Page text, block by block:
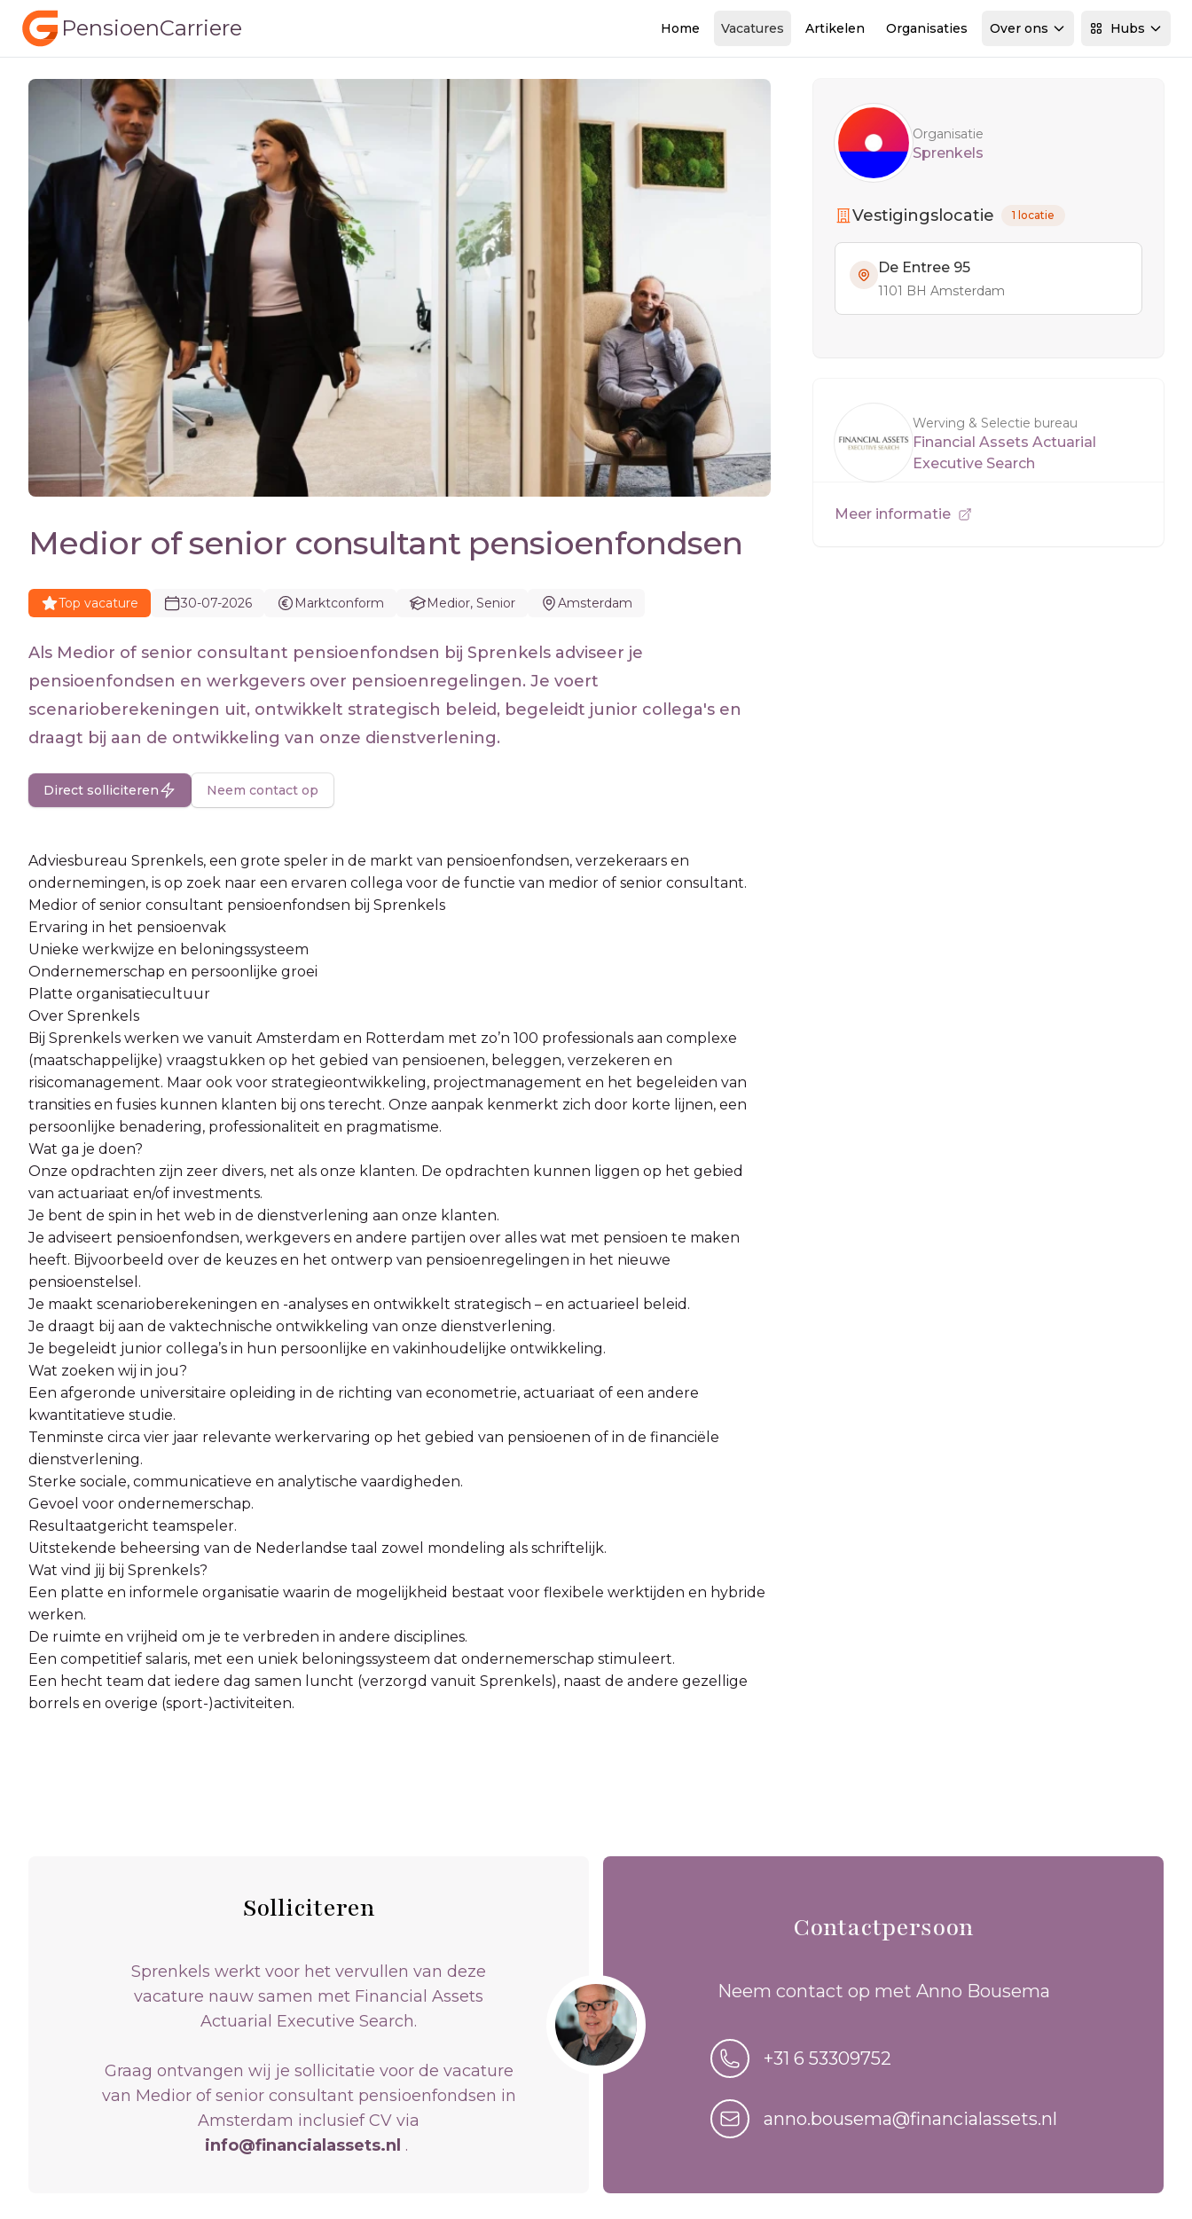
PensioenCarriere Home Vacatures Artikelen Organisaties Over ons Hubs
Medior of senior consultant pensioenfondsen
Top vacature 30-07-2026 Marktconform Medior, Senior Amsterdam
Als Medior of senior consultant pensioenfondsen bij Sprenkels adviseer je
pensioenfondsen en werkgevers over pensioenregelingen. Je voert
scenarioberekeningen uit, ontwikkelt strategisch beleid, begeleidt junior collega's en
draagt bij aan de ontwikkeling van onze dienstverlening.
Direct solliciteren Neem contact op
Adviesbureau Sprenkels, een grote speler in de markt van pensioenfondsen, verzekeraars en
ondernemingen, is op zoek naar een ervaren collega voor de functie van medior of senior consultant.
Medior of senior consultant pensioenfondsen bij Sprenkels
Ervaring in het pensioenvak
Unieke werkwijze en beloningssysteem
Ondernemerschap en persoonlijke groei
Platte organisatiecultuur
Over Sprenkels
Bij Sprenkels werken we vanuit Amsterdam en Rotterdam met zo’n 100 professionals aan complexe
(maatschappelijke) vraagstukken op het gebied van pensioenen, beleggen, verzekeren en
risicomanagement. Maar ook voor strategieontwikkeling, projectmanagement en het begeleiden van
transities en fusies kunnen klanten bij ons terecht. Onze aanpak kenmerkt zich door korte lijnen, een
persoonlijke benadering, professionaliteit en pragmatisme.
Wat ga je doen?
Onze opdrachten zijn zeer divers, net als onze klanten. De opdrachten kunnen liggen op het gebied
van actuariaat en/of investments.
Je bent de spin in het web in de dienstverlening aan onze klanten.
Je adviseert pensioenfondsen, werkgevers en andere partijen over alles wat met pensioen te maken
heeft. Bijvoorbeeld over de keuzes en het ontwerp van pensioenregelingen in het nieuwe
pensioenstelsel.
Je maakt scenarioberekeningen en -analyses en ontwikkelt strategisch – en actuarieel beleid.
Je draagt bij aan de vaktechnische ontwikkeling van onze dienstverlening.
Je begeleidt junior collega’s in hun persoonlijke en vakinhoudelijke ontwikkeling.
Wat zoeken wij in jou?
Een afgeronde universitaire opleiding in de richting van econometrie, actuariaat of een andere
kwantitatieve studie.
Tenminste circa vier jaar relevante werkervaring op het gebied van pensioenen of in de financiële
dienstverlening.
Sterke sociale, communicatieve en analytische vaardigheden.
Gevoel voor ondernemerschap.
Resultaatgericht teamspeler.
Uitstekende beheersing van de Nederlandse taal zowel mondeling als schriftelijk.
Wat vind jij bij Sprenkels?
Een platte en informele organisatie waarin de mogelijkheid bestaat voor flexibele werktijden en hybride
werken.
De ruimte en vrijheid om je te verbreden in andere disciplines.
Een competitief salaris, met een uniek beloningssysteem dat ondernemerschap stimuleert.
Een hecht team dat iedere dag samen luncht (verzorgd vanuit Sprenkels), naast de andere gezellige
borrels en overige (sport-)activiteiten.
Organisatie
Sprenkels
Vestigingslocatie 1 locatie
De Entree 95
1101 BH Amsterdam
Werving & Selectie bureau
Financial Assets Actuarial
Executive Search
Meer informatie
Solliciteren
Sprenkels werkt voor het vervullen van deze
vacature nauw samen met Financial Assets
Actuarial Executive Search.
Graag ontvangen wij je sollicitatie voor de vacature
van Medior of senior consultant pensioenfondsen in
Amsterdam inclusief CV via
info@financialassets.nl .
Contactpersoon
Neem contact op met Anno Bousema
+31 6 53309752
anno.bousema@financialassets.nl